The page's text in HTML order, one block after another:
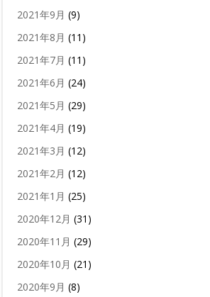
2021年9月 (9)
2021年8月 (11)
2021年7月 (11)
2021年6月 (24)
2021年5月 (29)
2021年4月 (19)
2021年3月 (12)
2021年2月 (12)
2021年1月 (25)
2020年12月 (31)
2020年11月 (29)
2020年10月 (21)
2020年9月 (8)